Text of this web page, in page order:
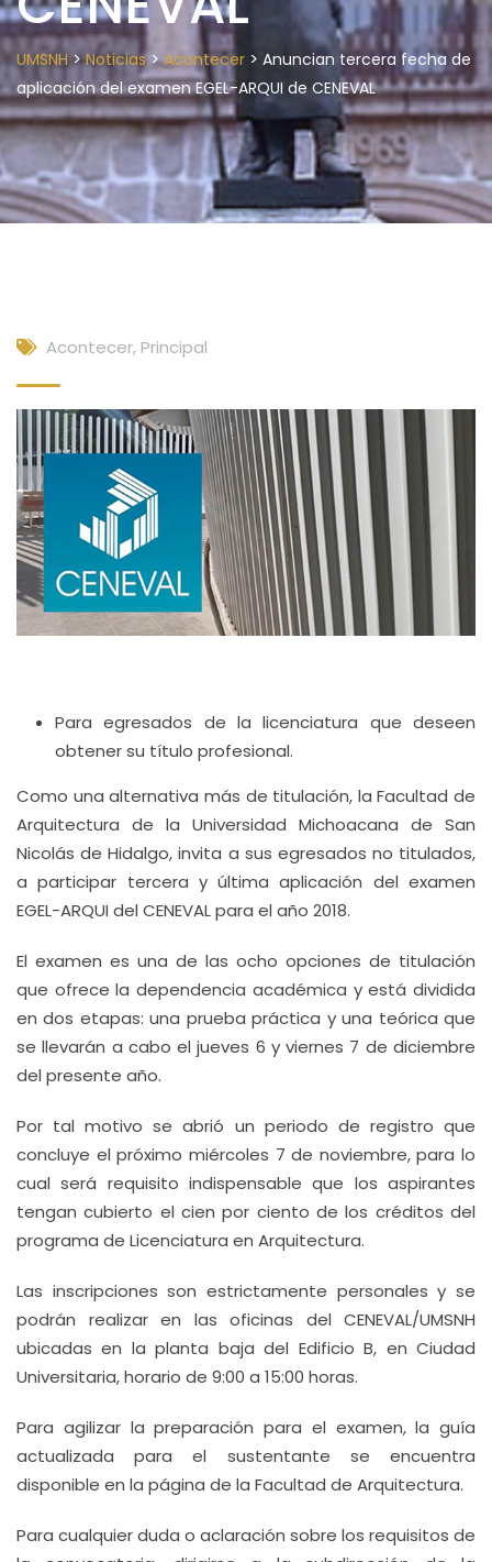
UMSNH>Noticias>Acontecer > Anuncian tercera fecha de
aplicación del examen EGEL-ARQUI de CENEVAL
Acontecer, Principal
Para egresados de la licenciatura que deseen
obtener su título profesional.
Como una alternativa más de titulación, la Facultad de
Arquitectura de la Universidad Michoacana de San
Nicolás de Hidalgo, invita a sus egresados no titulados,
a participar tercera y última aplicación del examen
EGEL-ARQUI del CENEVAL para el año 2018.
El examen es una de las ocho opciones de titulación
que ofrece la dependencia académica y está dividida
en dos etapas: una prueba práctica y una teórica que
se llevarán a cabo el jueves 6 y viernes 7 de diciembre
del presente año.
Por tal motivo se abrió un periodo de registro que
concluye el próximo miércoles 7 de noviembre, para lo
cual será requisito indispensable que los aspirantes
tengan cubierto el cien por ciento de los créditos del
programa de Licenciatura en Arquitectura.
Las inscripciones son estrictamente personales y se
podrán realizar en las oficinas del CENEVAL/UMSNH
ubicadas en la planta baja del Edificio B, en Ciudad
Universitaria, horario de 9:00 a 15:00 horas.
Para agilizar la preparación para el examen, la guía
actualizada para el sustentante se encuentra
disponible en la página de la Facultad de Arquitectura.
Para cualquier duda o aclaración sobre los requisitos de